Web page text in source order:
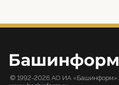
© 1992-2026 АО ИА «Башинформ».